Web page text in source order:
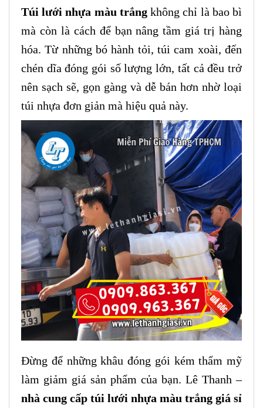
Túi lưới nhựa màu trắngkhông chỉ là bao bì
mà còn là cách để bạn nâng tầm giá trị hàng
hóa. Từ những bó hành tỏi, túi cam xoài, đến
chén dĩa đóng gói số lượng lớn, tất cả đều trở
nên sạch sẽ, gọn gàng và dễ bán hơn nhờ loại
túi nhựa đơn giản mà hiệu quả này.
Đừng để những khâu đóng gói kém thẩm mỹ
làm giảm giá sản phẩm của bạn. Lê Thanh –
nhà cung cấp túi lưới nhựa màu trắng giá sỉ